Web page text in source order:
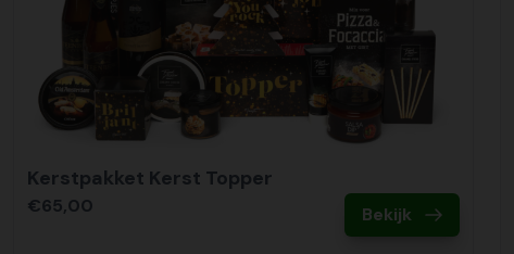
Kerstpakket Kerst Topper
€65,00 Bekijk